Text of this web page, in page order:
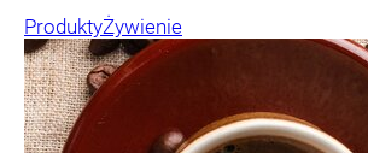
ProduktyŻywienie